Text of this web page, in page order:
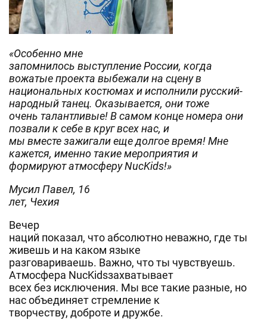
«Особенно мне
запомнилось выступление России, когда
вожатые проекта выбежали на сцену в
национальных костюмах и исполнили русский-
народный танец. Оказывается, они тоже
очень талантливые! В самом конце номера они
позвали к себе в круг всех нас, и
мы вместе зажигали еще долгое время! Мне
кажется, именно такие мероприятия и
формируют атмосферуNucKids!»
Мусил Павел, 16
лет, Чехия
Вечер
наций показал, что абсолютно неважно, где ты
живешь и на каком языке
разговариваешь. Важно, что ты чувствуешь.
Атмосфера NucKidsзахватывает
всех без исключения. Мы все такие разные, но
нас объединяет стремление к
творчеству, доброте и дружбе.